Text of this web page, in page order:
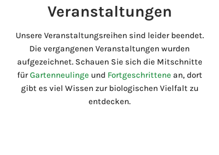
Veranstaltungen
Unsere Veranstaltungsreihen sind leider beendet.
Die vergangenen Veranstaltungen wurden
aufgezeichnet. Schauen Sie sich die Mitschnitte
fürGartenneulinge und Fortgeschrittene an, dort
gibt es viel Wissen zur biologischen Vielfalt zu
entdecken.